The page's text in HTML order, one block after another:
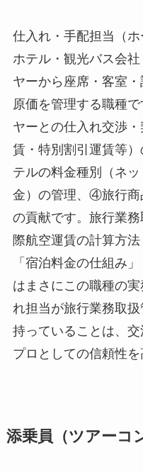
仕入れ・手配担当（
ホテル・観光バス会
ヤーから座席・客室
原価を管理する職種
ヤーとの仕入れ交渉
賃・特別割引運賃等
テルの料金種別（ネ
金）の管理、④旅行商
の貢献です。旅行業
際航空運賃の計算方
「宿泊料金の仕組み
はまさにこの職種の
れ担当が旅行業務取
持っていることは、
プロとしての信頼性を
添乗員（ツアーコ